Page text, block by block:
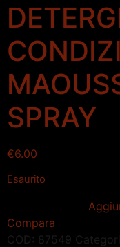
SPRAY
€6.00
Esaurito
Compara
COD: 87549